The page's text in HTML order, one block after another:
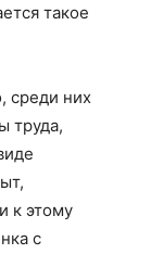
такое
среди них
труда,
к этому
с